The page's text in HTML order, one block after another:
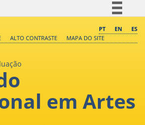
Comunica BR
Canais
PT EN
ES
ALTO CONTRASTE MAPA DO SITE
em Artes